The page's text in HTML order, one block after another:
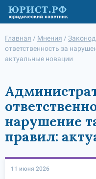
Главная / Мнения /
ответственность за
актуальные новации
нарушение
правил:
11 июня 2026